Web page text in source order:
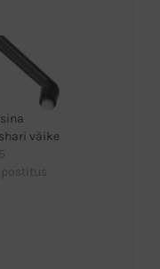
väike
postitus